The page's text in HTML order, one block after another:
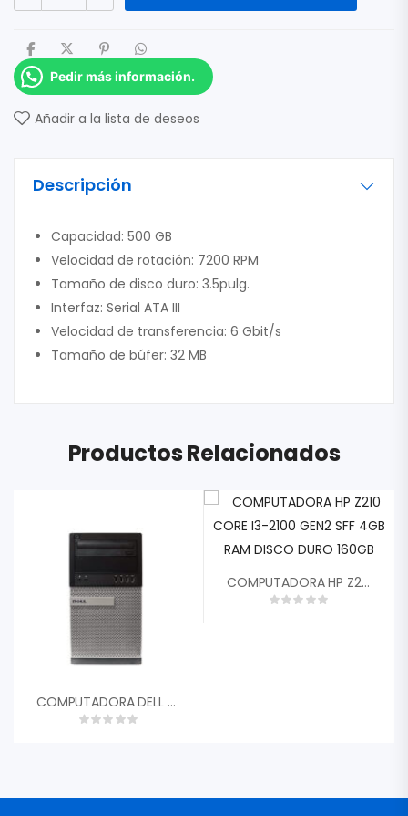
Pedir más información.
Añadir a la lista de deseos
Descripción
Capacidad: 500 GB
Velocidad de rotación: 7200 RPM
Tamaño de disco duro: 3.5pulg.
Interfaz: Serial ATA III
Velocidad de transferencia: 6 Gbit/s
Tamaño de búfer: 32 MB
Productos Relacionados
COMPUTADORA DELL OPTIPLEX 9020 SFF REFURBISHED CORE I7 4TH GEN 3.40GHZ 8GB RAM SSD 240GB DELL-SFF-9020-I7
COMPUTADORA HP Z210 CORE I3-2100 GEN2 SFF 4GB RAM DISCO DURO 160GB